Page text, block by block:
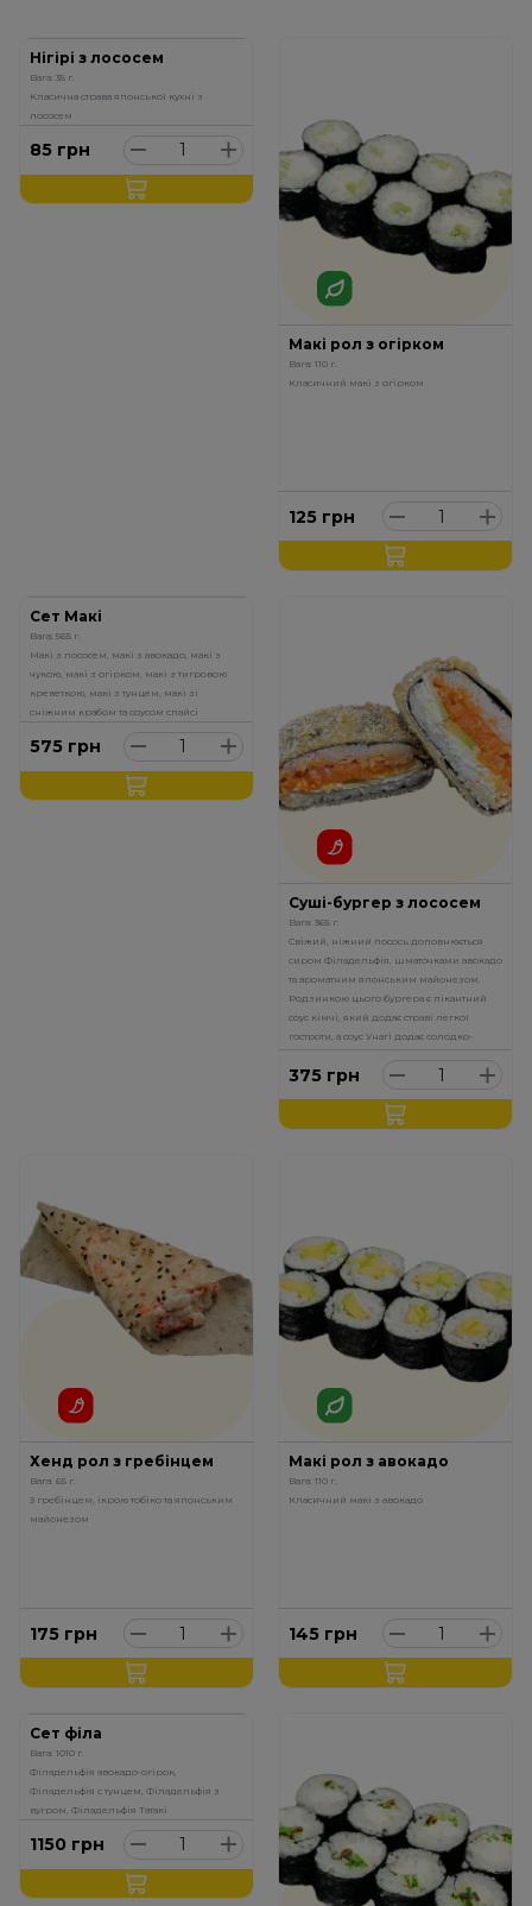
Нігірі з лососем
Вага: 35 г.
Класична страва японської кухні з
лососем
85 грн
Макі рол з огірком
Вага: 110 г.
Класичний макі з огірком
125 грн
Сет Макі
Вага: 565 г.
Макі з лососем, макі з авокадо, макі з
чукою, макі з огірком, макі з тигровою
креветкою, макі з тунцем, макі зі
сніжним крабом та соусом спайсі
575 грн
Суші-бургер з лососем
Вага: 365 г.
Свіжий, ніжний лосось доповнюється
сиром Філадельфія, шматочками авокадо
та ароматним японським майонезом.
Родзинкою цього бургера є пікантний
соус кімчі, який додає страві легкої
гостроти, а соус Унагі додає солодко-
375 грн
Хенд рол з гребінцем
Вага: 65 г.
З гребінцем, ікрою тобіко та японським
майонезом
175 грн
Макі рол з авокадо
Вага: 110 г.
Класичний макі з авокадо
145 грн
Сет філа
Вага: 1010 г.
Філадельфія авокадо-огірок,
Філадельфія с тунцем, Філадельфія з
вугром, Філадельфія Татакі
1150 грн